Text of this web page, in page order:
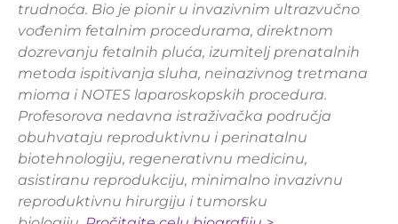
trudnoća. Bio je pionir u invazivnim ultrazvučno
vođenim fetalnim procedurama, direktnom
dozrevanju fetalnih pluća, izumitelj prenatalnih
metoda ispitivanja sluha, neinazivnog tretmana
mioma i NOTES laparoskopskih procedura.
Profesorova nedavna istraživačka područja
obuhvataju reproduktivnu i perinatalnu
biotehnologiju, regenerativnu medicinu,
asistiranu reprodukciju, minimalno invazivnu
reproduktivnu hirurgiju i tumorsku